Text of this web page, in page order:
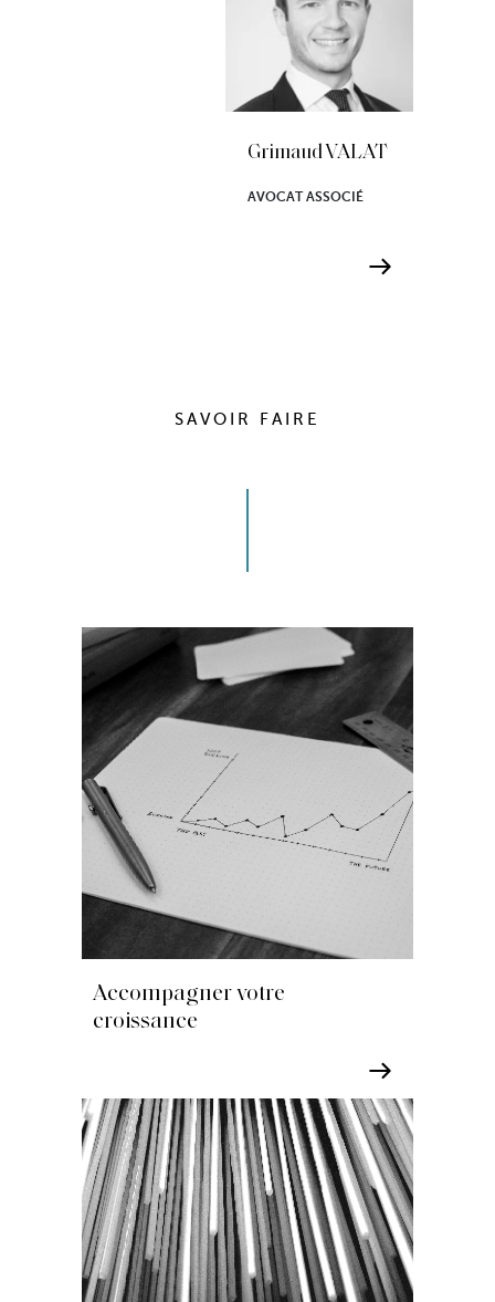
Grimaud VALAT
AVOCAT ASSOCIÉ
SAVOIR FAIRE
Accompagner votre
croissance